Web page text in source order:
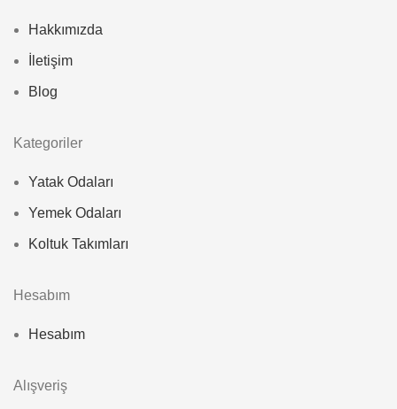
Hakkımızda
İletişim
Blog
Kategoriler
Yatak Odaları
Yemek Odaları
Koltuk Takımları
Hesabım
Hesabım
Alışveriş